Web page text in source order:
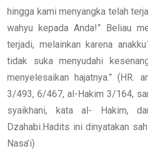
hingga kami menyangka telah
wahyu kepada Anda!” Beliau
terjadi, melainkan karena
tidak suka menyudahi
menyelesaikan hajatnya.” (HR.
3/493, 6/467, al-Hakim 3/164,
syaikhani, kata al- Hakim,
Dzahabi.Hadits ini dinyatakan
Nasa’i)